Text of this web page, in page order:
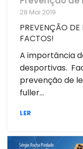
28 Mai 2019
PREVENÇÃO DE
FACTOS!
A importância
desportivas.
prevenção de
fuller...
LER